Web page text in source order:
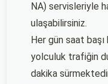
NA) servisleriyle
ulaşabilirsiniz.
Her gün saat
yolculuk trafiğin
dakika